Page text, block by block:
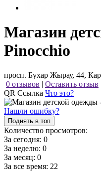
Магазин
Pinocchio
просп. Бухар Жырау, 44,
0 отзывов | Оставить отзыв
QR Ссылка Что это?
Нашли ошибку?
Поднять в топ
Количество просмотров:
За сегодня: 0
За неделю: 0
За месяц: 0
За все время: 22